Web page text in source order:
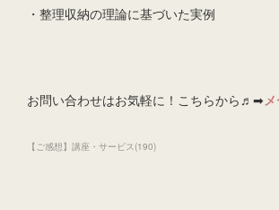
・整理収納の理論に基づいた実例
お問い合わせはお気軽に！こちらから♬➡
【ご感想】講座・サービス(190)